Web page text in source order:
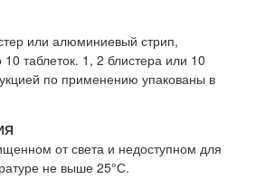
или алюминиевый стрип,
таблеток. 1, 2 блистера или 10
по применению упакованы в
от света и недоступном для
не выше 25°С.